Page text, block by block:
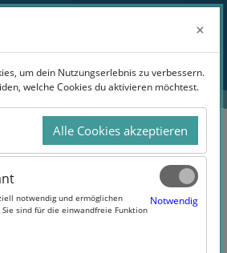
Anmelden
Forum
Forum
×
um dein Nutzungserlebnis zu verbessern.
welche Cookies du aktivieren möchtest.
Alle Cookies akzeptieren
notwendig und ermöglichen
sind für die einwandfreie Funktion
Notwendig
×
um dein Nutzungserlebnis zu verbessern.
welche Cookies du aktivieren möchtest.
Alle Cookies akzeptieren
notwendig und ermöglichen
sind für die einwandfreie Funktion
Notwendig